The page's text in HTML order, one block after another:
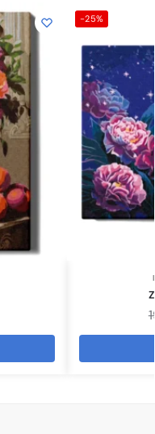
-25%